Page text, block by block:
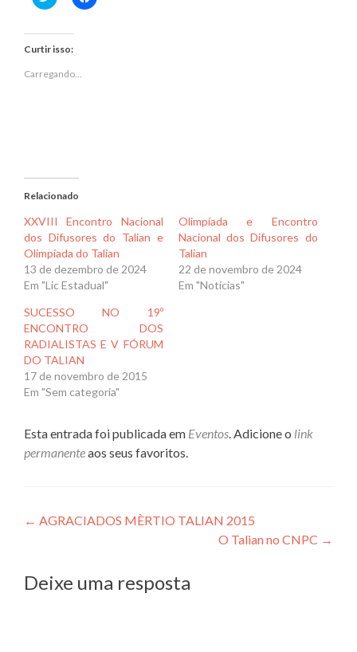
para
Twitter(abre
em
nova
janela)
para
Curtir isso:
Carregando...
Relacionado
XXVIII Encontro Nacional
dos Difusores do Talian e
Olimpíada do Talian
13 de dezembro de 2024
Em "Lic Estadual"
Olimpíada e Encontro
Nacional dos Difusores do
Talian
22 de novembro de 2024
Em "Notícias"
SUCESSO NO 19º
ENCONTRO DOS
RADIALISTAS E V FÓRUM
DO TALIAN
17 de novembro de 2015
Em "Sem categoria"
Esta entrada foi publicada em Eventos . Adicione o link
permanenteaos seus favoritos.
Navegação
Post
← AGRACIADOS MÈRTIO TALIAN 2015
O Talian no CNPC →
Deixe uma resposta